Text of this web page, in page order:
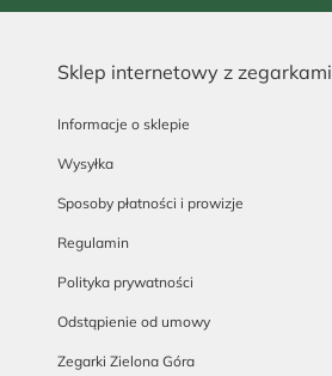
Sklep internetowy z zegarkami
Informacje o sklepie
Wysyłka
Sposoby płatności i prowizje
Regulamin
Polityka prywatności
Odstąpienie od umowy
Zegarki Zielona Góra